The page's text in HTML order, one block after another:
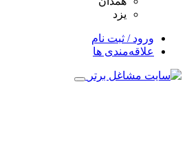
یزد
ورود / ثبت نام
علاقه‌مندی ها